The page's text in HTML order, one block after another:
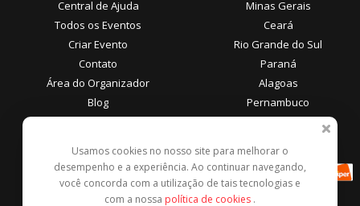
Central de Ajuda
Todos os Eventos
Criar Evento
Contato
Área do Organizador
Blog
Minas Gerais
Ceará
Rio Grande do Sul
Paraná
Alagoas
Pernambuco
Área do Participante
Central de Ajuda
Denunciar este evento
Formas de Pagamento
Usamos cookies no nosso site para melhorar o
desempenho e a experiência. Ao continuar navegando,
você concorda com a utilização de tais tecnologias e
com a nossa política de cookies .